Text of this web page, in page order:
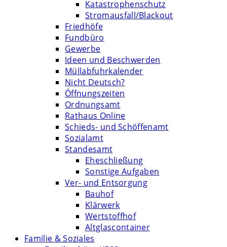
Katastrophenschutz
Stromausfall/Blackout
Friedhöfe
Fundbüro
Gewerbe
Ideen und Beschwerden
Müllabfuhrkalender
Nicht Deutsch?
Öffnungszeiten
Ordnungsamt
Rathaus Online
Schieds- und Schöffenamt
Sozialamt
Standesamt
Eheschließung
Sonstige Aufgaben
Ver- und Entsorgung
Bauhof
Klärwerk
Wertstoffhof
Altglascontainer
Familie & Soziales